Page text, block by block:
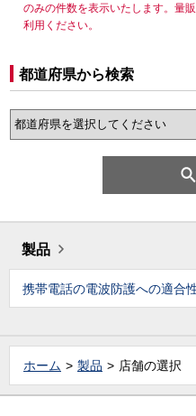
のみの件数を表示いたします。量
利用ください。
都道府県から検索
製品
携帯電話の電波防護への適合
ホーム 製品 店舗の選択